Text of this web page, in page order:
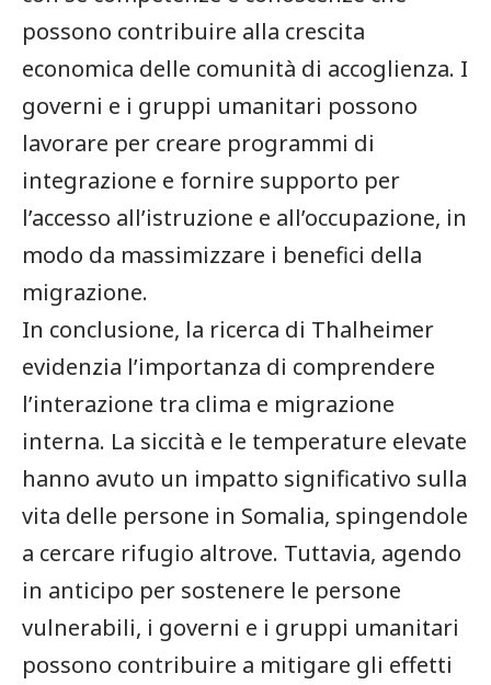
possono contribuire alla crescita
economica delle comunità di accoglienza. I
governi ​e i gruppi umanitari possono
lavorare per​ creare programmi di
integrazione e fornire supporto‍ per
l’accesso all’istruzione⁤ e all’occupazione,‍ in
modo da massimizzare i benefici della
migrazione.
In‍ conclusione, ‍la ricerca di Thalheimer
evidenzia l’importanza di comprendere
l’interazione tra⁤ clima e migrazione
interna. La siccità e le temperature ‌elevate
⁢hanno avuto un impatto significativo​ sulla
vita delle persone ‍in Somalia, spingendole
a cercare rifugio altrove. Tuttavia, agendo
in anticipo per sostenere le persone
vulnerabili,​ i governi e i gruppi umanitari
possono contribuire a mitigare gli effetti